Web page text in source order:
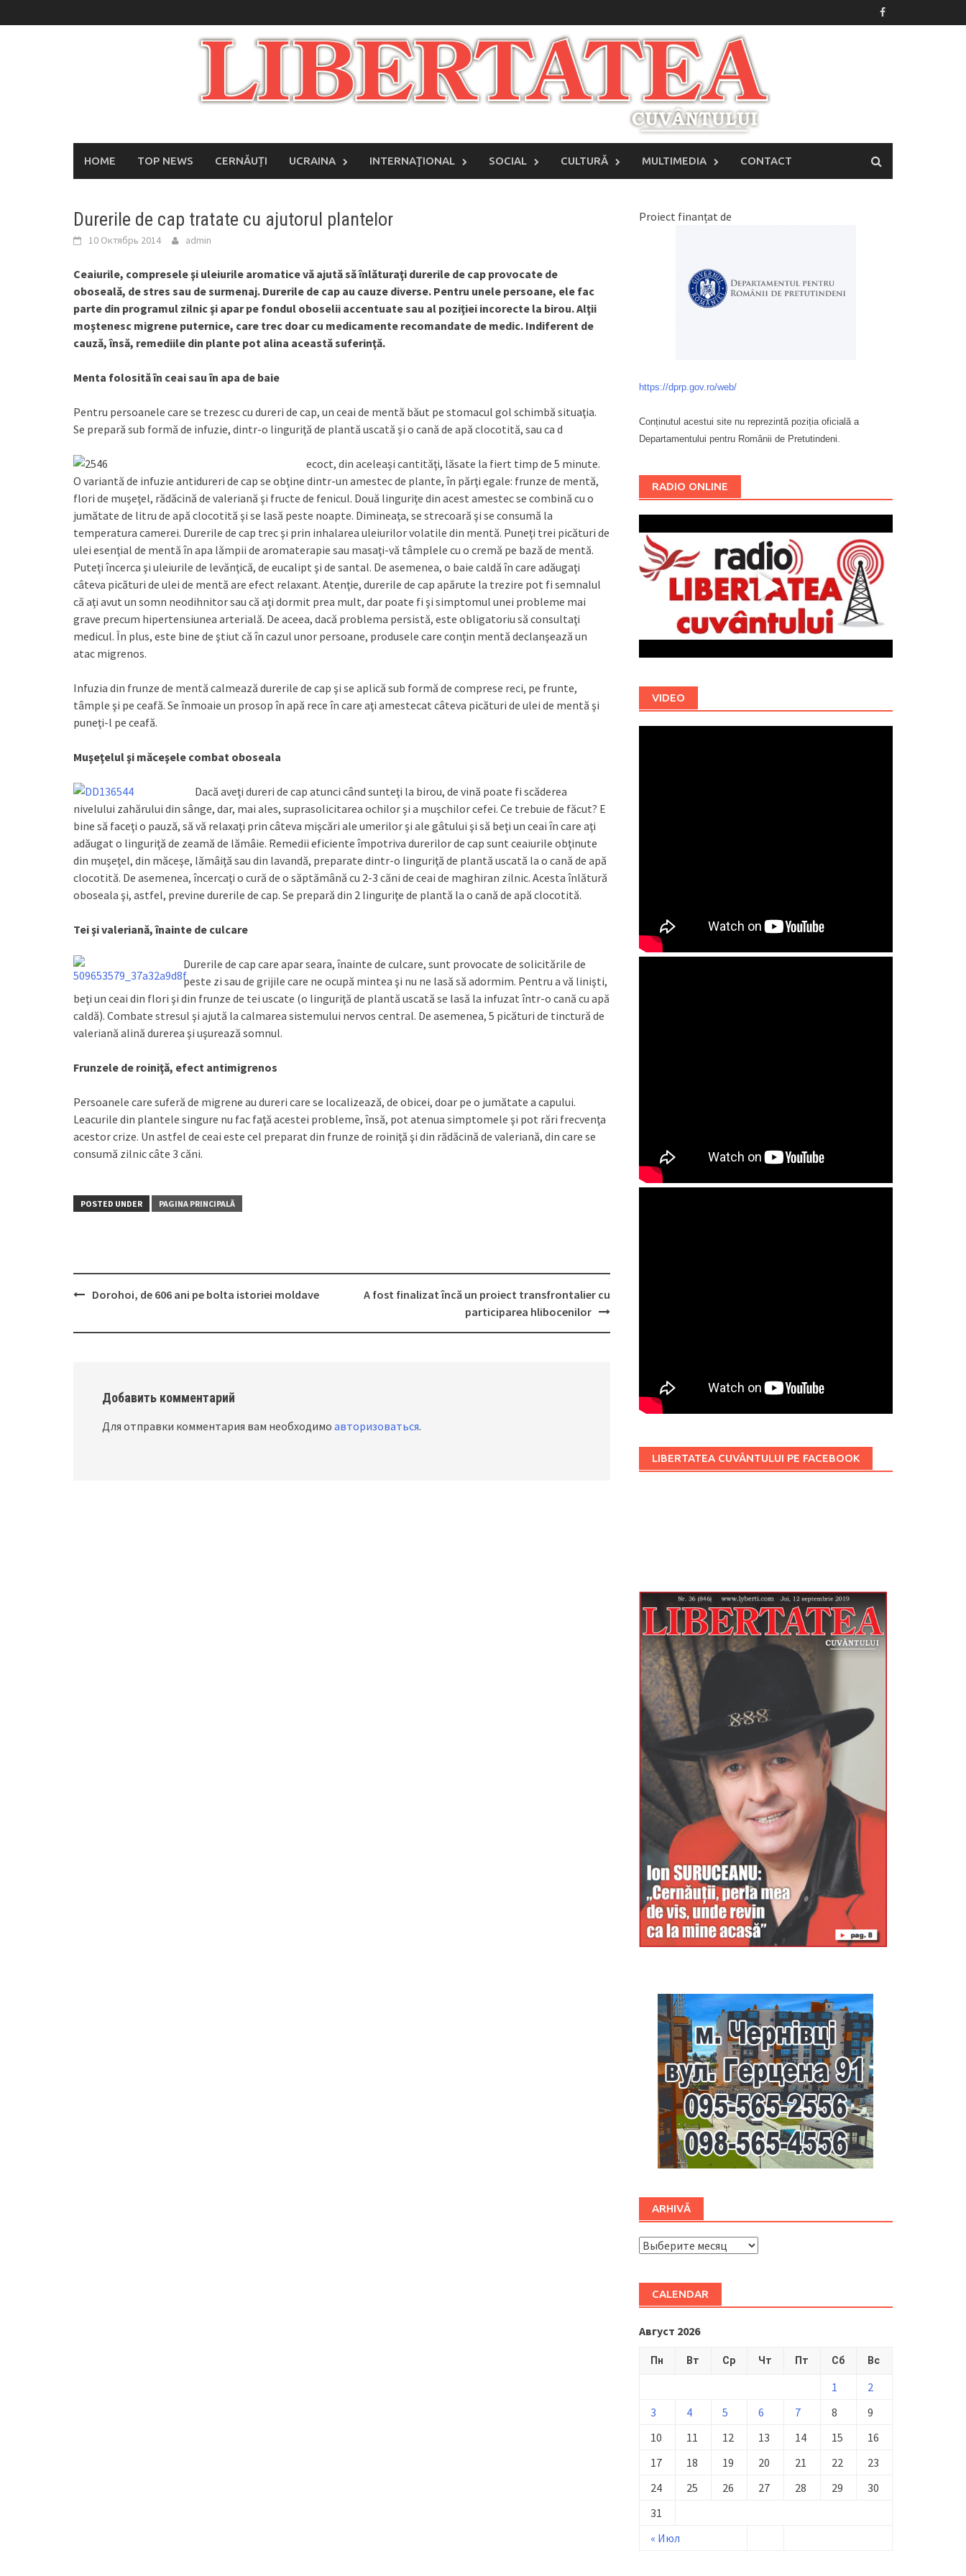
to
HOME TOP NEWS CERNĂUȚI UCRAINA INTERNAŢIONAL SOCIAL CULTURĂ MULTIMEDIA CONTACT
Durerile de cap tratate cu ajutorul plantelor
10 Октябрь 2014 admin
Ceaiurile, compresele şi uleiurile aromatice vă ajută să înlăturaţi durerile de cap provocate de
oboseală, de stres sau de surmenaj. Durerile de cap au cauze diverse. Pentru unele persoane, ele fac
parte din programul zilnic şi apar pe fondul oboselii accentuate sau al poziţiei incorecte la birou. Alţii
moştenesc migrene puternice, care trec doar cu medicamente recomandate de medic. Indiferent de
cauză, însă, remediile din plante pot alina această suferinţă.
Menta folosită în ceai sau în apa de baie
Pentru persoanele care se trezesc cu dureri de cap, un ceai de mentă băut pe stomacul gol schimbă situaţia.
Se prepară sub formă de infuzie, dintr-o linguriţă de plantă uscată şi o cană de apă clocotită, sau ca d
ecoct, din aceleaşi cantităţi, lăsate la fiert timp de 5 minute.
O variantă de infuzie antidureri de cap se obţine dintr-un amestec de plante, în părţi egale: frunze de mentă,
flori de muşeţel, rădăcină de valeriană şi fructe de fenicul. Două linguriţe din acest amestec se combină cu o
jumătate de litru de apă clocotită şi se lasă peste noapte. Dimineaţa, se strecoară şi se consumă la
temperatura camerei. Durerile de cap trec şi prin inhalarea uleiurilor volatile din mentă. Puneţi trei picături de
ulei esenţial de mentă în apa lămpii de aromaterapie sau masaţi-vă tâmplele cu o cremă pe bază de mentă.
Puteţi încerca şi uleiurile de levănţică, de eucalipt şi de santal. De asemenea, o baie caldă în care adăugaţi
câteva picături de ulei de mentă are efect relaxant. Atenţie, durerile de cap apărute la trezire pot fi semnalul
că aţi avut un somn neodihnitor sau că aţi dormit prea mult, dar poate fi şi simptomul unei probleme mai
grave precum hipertensiunea arterială. De aceea, dacă problema persistă, este obligatoriu să consultaţi
medicul. În plus, este bine de ştiut că în cazul unor persoane, produsele care conţin mentă declanşează un
atac migrenos.
Infuzia din frunze de mentă calmează durerile de cap şi se aplică sub formă de comprese reci, pe frunte,
tâmple şi pe ceafă. Se înmoaie un prosop în apă rece în care aţi amestecat câteva picături de ulei de mentă şi
puneţi-l pe ceafă.
Muşeţelul şi măceşele combat oboseala
Dacă aveţi dureri de cap atunci când sunteţi la birou, de vină poate fi scăderea
nivelului zahărului din sânge, dar, mai ales, suprasolicitarea ochilor şi a muşchilor cefei. Ce trebuie de făcut? E
bine să faceţi o pauză, să vă relaxaţi prin câteva mişcări ale umerilor şi ale gâtului şi să beţi un ceai în care aţi
adăugat o linguriţă de zeamă de lămâie. Remedii eficiente împotriva durerilor de cap sunt ceaiurile obţinute
din muşeţel, din măceşe, lămâiţă sau din lavandă, preparate dintr-o linguriţă de plantă uscată la o cană de apă
clocotită. De asemenea, încercaţi o cură de o săptămână cu 2-3 căni de ceai de maghiran zilnic. Acesta înlătură
oboseala şi, astfel, previne durerile de cap. Se prepară din 2 linguriţe de plantă la o cană de apă clocotită.
Tei şi valeriană,înainte de culcare
Durerile de cap care apar seara, înainte de culcare, sunt provocate de solicitările de
peste zi sau de grijile care ne ocupă mintea şi nu ne lasă să adormim. Pentru a vă linişti,
beţi un ceai din flori şi din frunze de tei uscate (o linguriţă de plantă uscată se lasă la infuzat într-o cană cu apă
caldă). Combate stresul şi ajută la calmarea sistemului nervos central. De asemenea, 5 picături de tinctură de
valeriană alină durerea şi uşurează somnul.
Frunzele de roiniţă, efect antimigrenos
Persoanele care suferă de migrene au dureri care se localizează, de obicei, doar pe o jumătate a capului.
Leacurile din plantele singure nu fac faţă acestei probleme, însă, pot atenua simptomele şi pot rări frecvenţa
acestor crize. Un astfel de ceai este cel preparat din frunze de roiniţă şi din rădăcină de valeriană, din care se
consumă zilnic câte 3 căni.
POSTED UNDER PAGINA PRINCIPALĂ
navigation
Dorohoi, de 606 ani pe bolta istoriei moldave
A fost finalizat încă un proiect transfrontalier cu
participarea hlibocenilor
Добавить комментарий
Для отправки комментария вам необходимо авторизоваться.
Proiect finanțat de
https://dprp.gov.ro/web/
Conținutul acestui site nu reprezintă poziția oficială a
Departamentului pentru Românii de Pretutindeni.
RADIO ONLINE
VIDEO
LIBERTATEA CUVÂNTULUI PE FACEBOOK
ARHIVĂ
ARHIVĂ
CALENDAR
Август 2026
Пн Вт Ср Чт Пт Сб Вс
« Июл
1
2
3
4 5 6 7 8
9
10
11 12 13 14 15
16
17
18 19 20 21 22
23
24
25 26 27 28 29
30
31